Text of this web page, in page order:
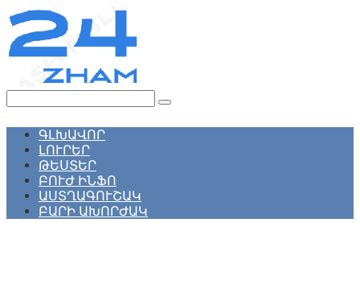
Перейти
к
контенту
ԳԼԽԱՎՈՐ
ԼՈՒՐԵՐ
ԹԵՍՏԵՐ
ԲՈՒԺ ԻՆՖՈ
ԱՍՏՂԱԳՈՒՇԱԿ
ԲԱՐԻ ԱԽՈՐԺԱԿ